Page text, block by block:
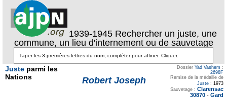
1939-1945 Rechercher un juste, une
commune, un lieu d'internement ou de sauvetage
Juste parmi les
Nations
Robert Joseph
Dossier Yad Vashem :
2698F
Remise de la médaille de
Juste : 1973
Sauvetage : Clarensac
30870 - Gard